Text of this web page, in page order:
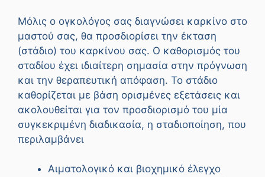
Μόλις ο ογκολόγος σας διαγνώσει καρκίνο στο
μαστού σας, θα προσδιορίσει την έκταση
(στάδιο) του καρκίνου σας. Ο καθορισμός του
σταδίου έχει ιδιαίτερη σημασία στην πρόγνωση
και την θεραπευτική απόφαση. Το στάδιο
καθορίζεται με βάση ορισμένες εξετάσεις και
ακολουθείται για τον προσδιορισμό του μία
συγκεκριμένη διαδικασία, η σταδιοποίηση, που
περιλαμβάνει
Αιματολογικό και βιοχημικό έλεγχο